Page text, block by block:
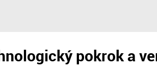
pokrok a